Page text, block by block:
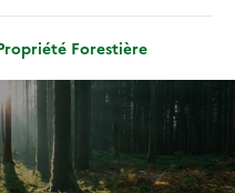
Forestière